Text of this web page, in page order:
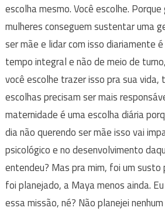
escolha mesmo. Você escolhe.
mulheres conseguem sustentar uma
ser mãe e lidar com isso diariamente
tempo integral e não de meio de
você escolhe trazer isso pra sua vida,
escolhas precisam ser mais
maternidade é uma escolha diária
dia não querendo ser mãe isso vai
psicológico e no desenvolvimento
entendeu? Mas pra mim, foi um susto
foi planejado, a Maya menos ainda.
essa missão, né? Não planejei